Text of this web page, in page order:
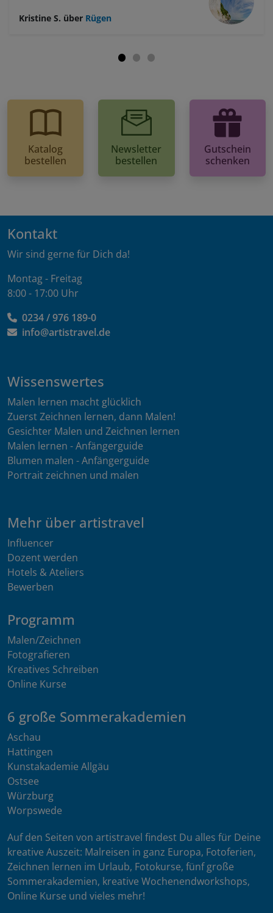
Kristine S. über Rügen
Katalog
bestellen
Newsletter
bestellen
Gutschein
schenken
Kontakt
Wir sind gerne für Dich da!
Montag - Freitag
8:00 - 17:00 Uhr
0234 / 976 189-0
info@artistravel.de
Wissenswertes
Malen lernen macht glücklich
Zuerst Zeichnen lernen, dann Malen!
Gesichter Malen und Zeichnen lernen
Malen lernen - Anfängerguide
Blumen malen - Anfängerguide
Portrait zeichnen und malen
Mehr über artistravel
Influencer
Dozent werden
Hotels & Ateliers
Bewerben
Programm
Malen/Zeichnen
Fotografieren
Kreatives Schreiben
Online Kurse
6 große Sommerakademien
Aschau
Hattingen
Kunstakademie Allgäu
Ostsee
Würzburg
Worpswede
Auf den Seiten von artistravel findest Du alles für Deine
kreative Auszeit: Malreisen in ganz Europa, Fotoferien,
Zeichnen lernen im Urlaub, Fotokurse, fünf große
Sommerakademien, kreative Wochenendworkshops,
Online Kurse und vieles mehr!